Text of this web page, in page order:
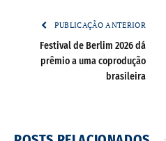
PUBLICAÇÃO ANTERIOR
Festival de Berlim 2026 dá
prêmio a uma coprodução
brasileira